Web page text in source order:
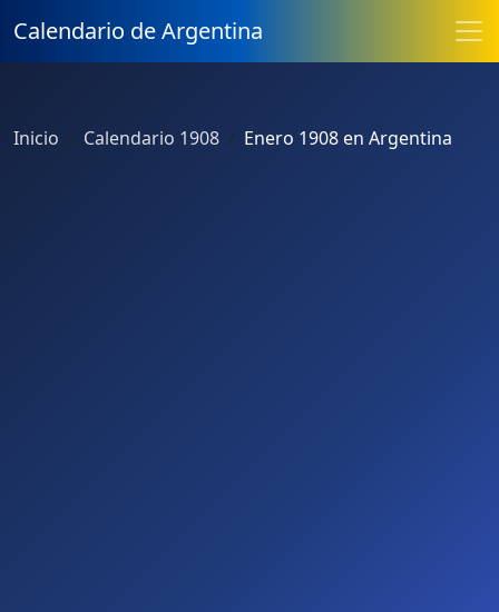
Calendario de Argentina
Inicio Calendario 1908 Enero 1908 en Argentina